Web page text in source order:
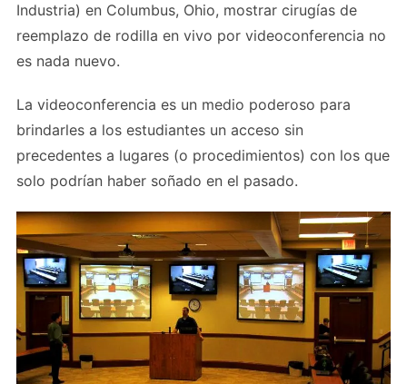
Industria) en Columbus, Ohio, mostrar cirugías de
reemplazo de rodilla en vivo por videoconferencia no
es nada nuevo.
La videoconferencia es un medio poderoso para
brindarles a los estudiantes un acceso sin
precedentes a lugares (o procedimientos) con los que
solo podrían haber soñado en el pasado.